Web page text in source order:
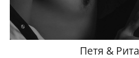
Петя & Рита